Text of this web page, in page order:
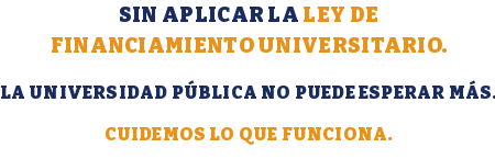
SIN APLICAR LA LEY DE
FINANCIAMIENTO UNIVERSITARIO.
LA UNIVERSIDAD PÚBLICA NO PUEDE ESPERAR
CUIDEMOS LO QUE FUNCIONA.
Extensión. Diplomaturas
2026.